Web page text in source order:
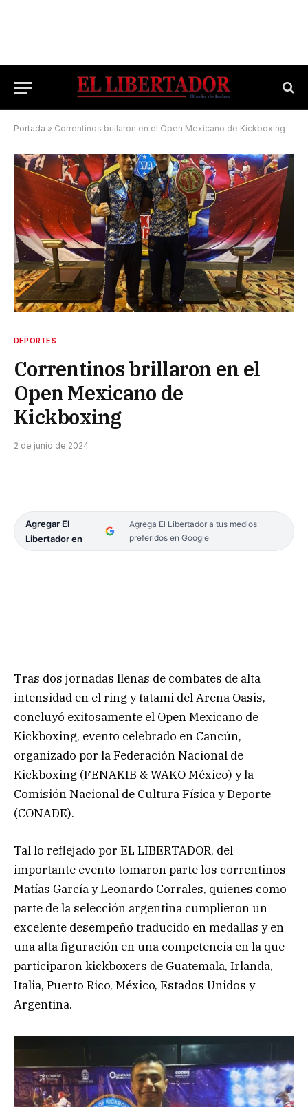
Portada » Correntinos brillaron en el Open Mexicano de Kickboxing
DEPORTES
Correntinos brillaron en el
Open Mexicano de
Kickboxing
2 de junio de 2024
Agregar El
Libertador en
Agrega El Libertador a tus medios
preferidos en Google
Tras dos jornadas llenas de combates de alta
intensidad en el ring y tatami del Arena Oasis,
concluyó exitosamente el Open Mexicano de
Kickboxing, evento celebrado en Cancún,
organizado por la Federación Nacional de
Kickboxing (FENAKIB & WAKO México) y la
Comisión Nacional de Cultura Física y Deporte
(CONADE).
Tal lo reflejado por EL LIBERTADOR, del
importante evento tomaron parte los correntinos
Matías García y Leonardo Corrales, quienes como
parte de la selección argentina cumplieron un
excelente desempeño traducido en medallas y en
una alta figuración en una competencia en la que
participaron kickboxers de Guatemala, Irlanda,
Italia, Puerto Rico, México, Estados Unidos y
Argentina.